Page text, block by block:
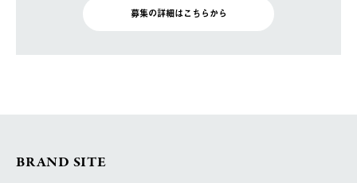
募集の詳細はこちらから
BRAND SITE